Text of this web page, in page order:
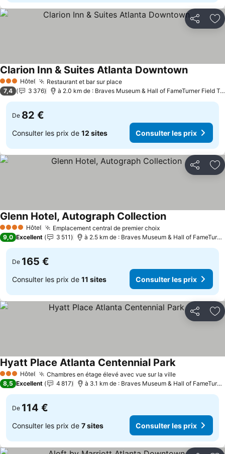
Partager
3 ÉtoilesHôtel Restaurant et bar sur place
Clarion Inn & Suites Atlanta Downtown
7,4 3 376 à 2.0 km de : Braves Museum & Hall of FameTurner Field Tours
De 82 €
Consulter les prix de 12 sites Consulter les prix
Partager
4 Étoiles Hôtel Emplacement central de premier choix
Glenn Hotel, Autograph Collection
9,0 Excellent 3 511 à 2.5 km de : Braves Museum & Hall of FameTurner Field Tours
De 165 €
Consulter les prix de 11 sites Consulter les prix
Partager
3 ÉtoilesHôtel Chambres en étage élevé avec vue sur la ville
Hyatt Place Atlanta Centennial Park
8,5 Excellent 4 817 à 3.1 km de : Braves Museum & Hall of FameTurner Field Tours
De 114 €
Consulter les prix de 7 sites Consulter les prix